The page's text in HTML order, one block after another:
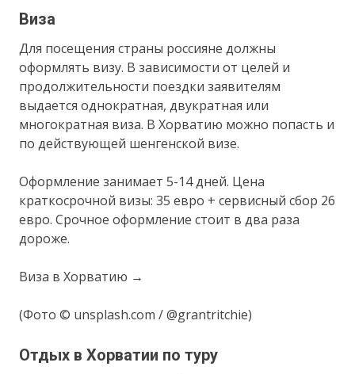
Виза
Для посещения страны россияне должны
оформлять визу. В зависимости от целей и
продолжительности поездки заявителям
выдается однократная, двукратная или
многократная виза. В Хорватию можно попасть и
по действующей шенгенской визе.
Оформление занимает 5-14 дней. Цена
краткосрочной визы: 35 евро + сервисный сбор 26
евро. Срочное оформление стоит в два раза
дороже.
Виза в Хорватию →
(Фото © unsplash.com / @grantritchie)
Отдых в Хорватии по туру